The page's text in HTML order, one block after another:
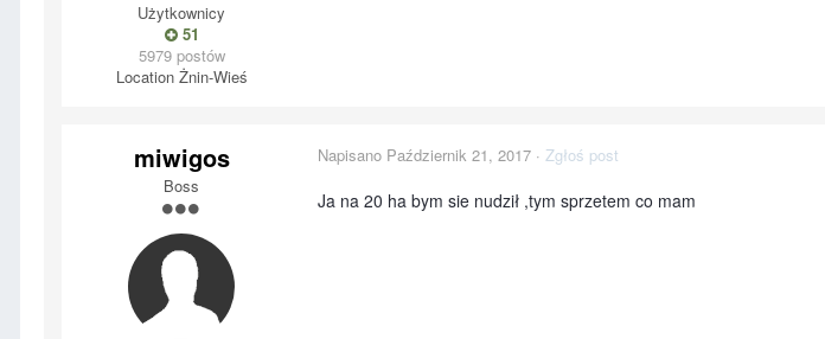
Użytkownicy
51
5979 postów
LocationŻnin-Wieś
miwigos
Boss
Napisano Październik 21, 2017 · Zgłoś post
Ja na 20 ha bym sie nudził ,tym sprzetem co mam